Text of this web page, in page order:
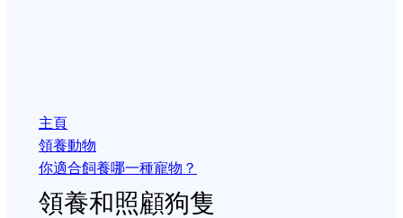
主頁
領養動物
你適合飼養哪一種寵物？
領養和照顧狗隻